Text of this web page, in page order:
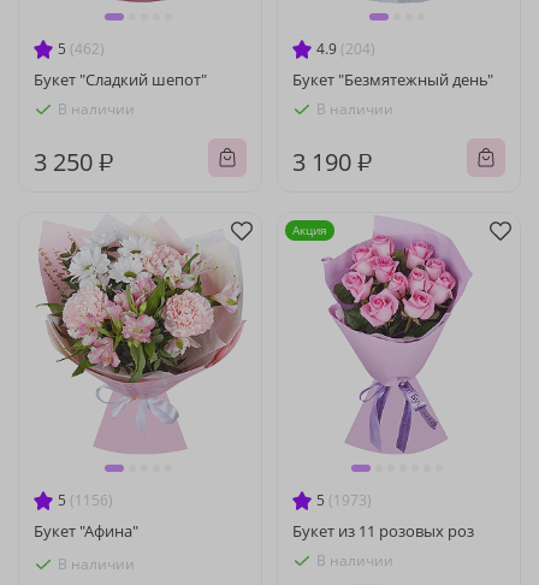
5 (462)
Букет "Сладкий шепот"
В наличии
3 250 ₽
4.9 (204)
Букет "Безмятежный день"
В наличии
3 190 ₽
5 (1156)
Букет "Афина"
В наличии
5 (1973)
Букет из 11 розовых роз
В наличии
Акция